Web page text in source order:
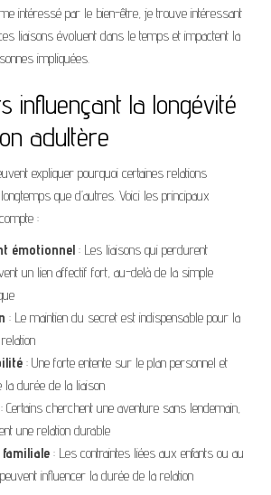
intéressé par le bien-être, je trouve intéressant
liaisons évoluent dans le temps et impactent la
impliquées.
influençant la longévité
adultère
expliquer pourquoi certaines relations
que d’autres. Voici les principaux
:
émotionnel : Les liaisons qui perdurent
un lien affectif fort, au-delà de la simple
: Le maintien du secret est indispensable pour la
: Une forte entente sur le plan personnel et
la durée de la liaison
: Certains cherchent une aventure sans lendemain,
une relation durable
: Les contraintes liées aux enfants ou au
influencer la durée de la relation